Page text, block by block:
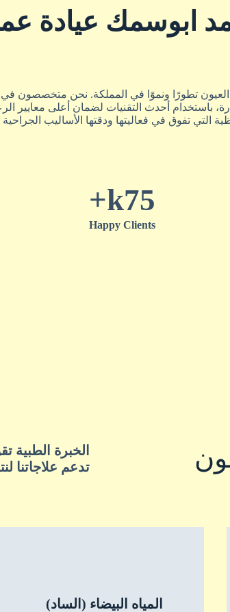
ابوسمك عيادة
العيون تطورًا ونموًا في المملكة. نحن
باستخدام أحدث التقنيات لضمان أعلى معايير
التي تفوق في فعاليتها ودقتها الأساليب الجراحية
Happy Clients
75
k+
الخبرة الطبية
تدعم علاجاتنا
المياه البيضاء (الساد)